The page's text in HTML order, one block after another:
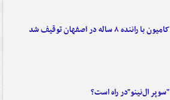
کامیون با راننده ۸ ساله در اصفهان توقیف شد
"سوپر ال‌نینو"در راه است؟